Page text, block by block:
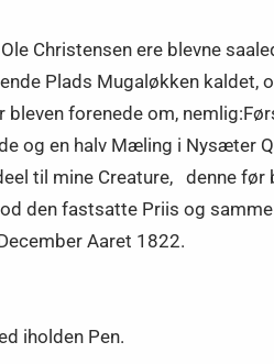
Christensen ere blevne
Plads Mugaløkken
forenede om,
og en halv Mæling i Nysæter
til mine Creature, denne
den fastsatte Priis og
Aaret 1822.
iholden Pen.